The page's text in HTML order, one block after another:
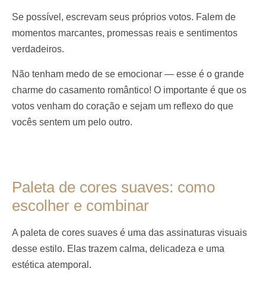
Se possível, escrevam seus próprios votos. Falem de
momentos marcantes, promessas reais e sentimentos
verdadeiros.
Não tenham medo de se emocionar — esse é o grande
charme do casamento romântico! O importante é que os
votos venham do coração e sejam um reflexo do que
vocês sentem um pelo outro.
Paleta de cores suaves: como
escolher e combinar
A paleta de cores suaves é uma das assinaturas visuais
desse estilo. Elas trazem calma, delicadeza e uma
estética atemporal.